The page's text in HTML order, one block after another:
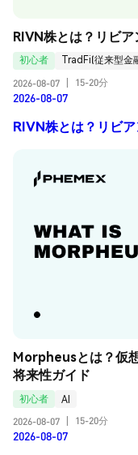
RIVN株とは？リビ
初心者
TradFi(従来型金
2026-08-07
15-20分
2026-08-07
RIVN株とは？リビ
Morpheusとは？仮
将来性ガイド
初心者
AI
2026-08-07
15-20分
2026-08-07